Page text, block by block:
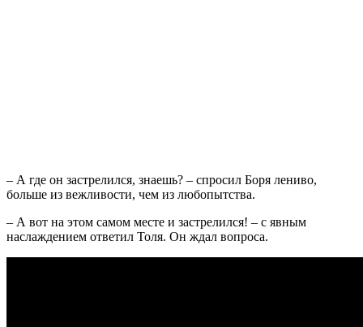
– А где он застрелился, знаешь? – спросил Боря лениво,
больше из вежливости, чем из любопытства.
– А вот на этом самом месте и застрелился! – с явным
наслаждением ответил Толя. Он ждал вопроса.